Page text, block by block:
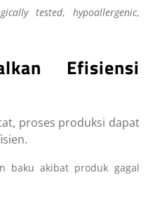
tested, hypoallergenic,
Efisiensi
proses produksi dapat
baku akibat produk gagal